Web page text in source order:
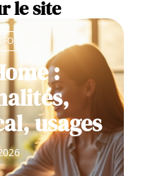
le site
:
usages